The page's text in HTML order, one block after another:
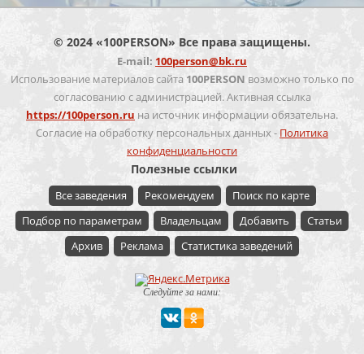
© 2024 «100PERSON» Все права защищены.
E-mail: 100person@bk.ru
Использование материалов сайта 100PERSON возможно только по
согласованию с администрацией. Активная ссылка
https://100person.ru на источник информации обязательна.
Согласие на обработку персональных данных - Политика
конфиденциальности
Полезные ссылки
Все заведения Рекомендуем
Поиск по карте
Подбор по параметрам
Владельцам Добавить
Статьи
Архив
Реклама Статистика заведений
Следуйте за нами: